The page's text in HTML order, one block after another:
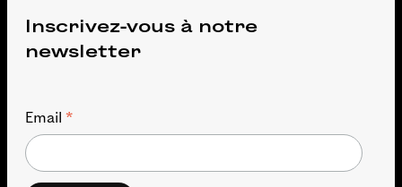
Inscrivez-vous à notre
newsletter
Email *